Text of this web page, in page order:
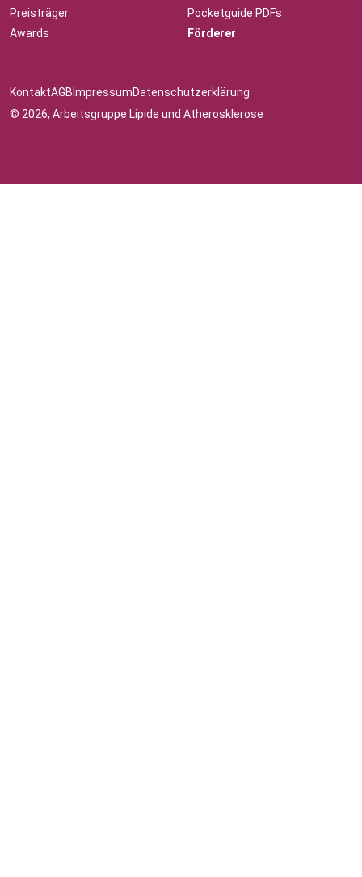
Preisträger
Awards
Pocketguide PDFs
Förderer
KontaktAGB ImpressumDatenschutzerklärung
© 2026, Arbeitsgruppe Lipide und Atherosklerose